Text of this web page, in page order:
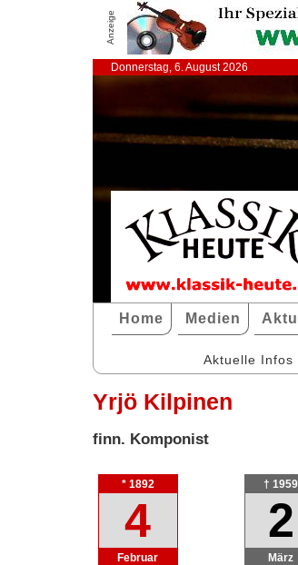
Anzeige
Donnerstag, 6. August 2026
Home Medien
Aktuelle Infos
Yrjö Kilpinen
finn. Komponist
* 1892
4
Februar
† 1959
2
März